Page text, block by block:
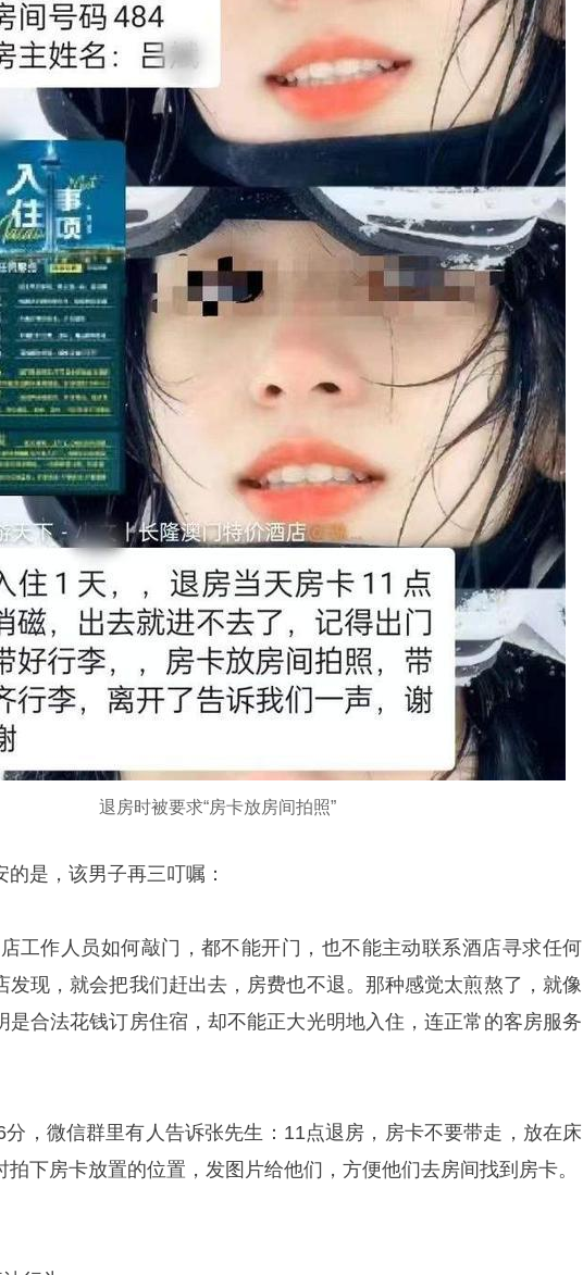
退房时被要求“房卡放房间拍照”
是，该男子再三叮嘱：
工作人员如何敲门，都不能开门，也不能主动联系酒店寻求任何
发现，就会把我们赶出去，房费也不退。那种感觉太煎熬了，就像
是合法花钱订房住宿，却不能正大光明地入住，连正常的客房服务
分，微信群里有人告诉张先生：11点退房，房卡不要带走，放在床
拍下房卡放置的位置，发图片给他们，方便他们去房间找到房卡。